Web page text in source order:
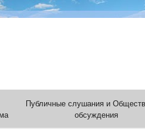
Публичные слушания и
обсуждения